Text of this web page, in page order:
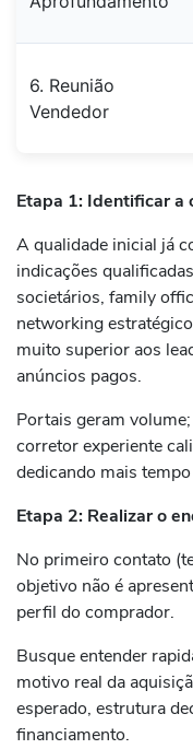
6. Reunião
Vendedor
Etapa 1: Identificar a
A qualidade inicial já
indicações
societários, family
networking
muito superior aos
anúncios pagos.
Portais geram
corretor experiente
dedicando mais
Etapa 2: Realizar o
No primeiro contato
objetivo não é
perfil do comprador.
Busque entender
motivo real da
esperado, estrutura
financiamento.